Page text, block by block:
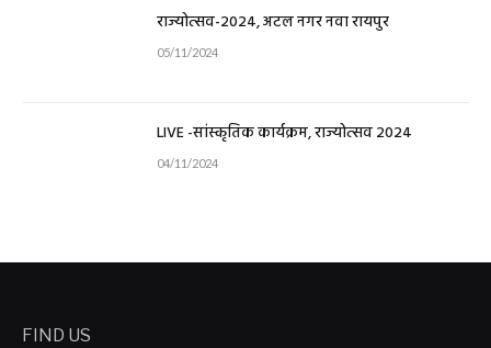
राज्योत्सव-2024, अटल नगर नवा रायपुर
05/11/2024
LIVE -सांस्कृतिक कार्यक्रम, राज्योत्सव 2024
04/11/2024
FIND US